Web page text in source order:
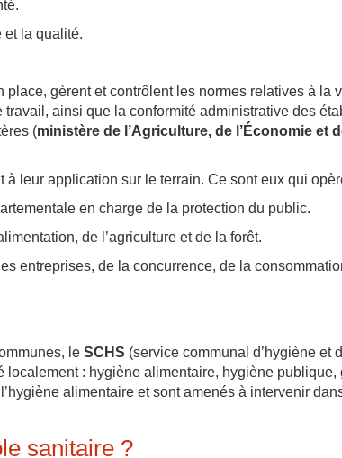
et la qualité.
gèrent et contrôlent les normes relatives à la
ainsi que la conformité administrative des
(ministère de l’Agriculture, de l’Économie et
leur application sur le terrain. Ce sont eux qui
en charge de la protection du public.
de l’agriculture et de la forêt.
entreprises, de la concurrence, de la
le SCHS (service communal d’hygiène et
localement : hygiène alimentaire, hygiène publique,
alimentaire et sont amenés à intervenir
sanitaire ?